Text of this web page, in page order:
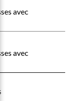
avec
avec